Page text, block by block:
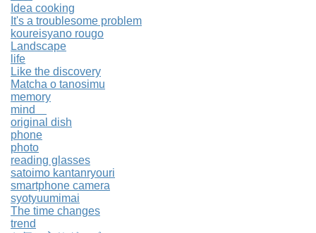
Idea cooking
It's a troublesome problem
koureisyano rougo
Landscape
life
Like the discovery
Matcha o tanosimu
memory
mind
original dish
phone
photo
reading glasses
satoimo kantanryouri
smartphone camera
syotyuumimai
The time changes
trend